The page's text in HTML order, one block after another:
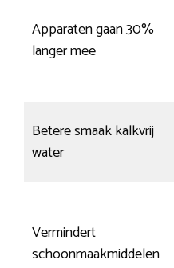
Apparaten gaan 30%
langer mee
Betere smaak kalkvrij
water
Vermindert
schoonmaakmiddelen